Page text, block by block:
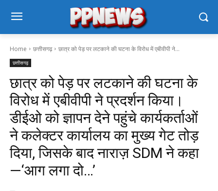
Home छत्तीसगढ़ छात्र को पेड़ पर लटकाने की घटना के विरोध में एबीवीपी ने...
छत्तीसगढ़
छात्र को पेड़ पर लटकाने की घटना के
विरोध में एबीवीपी ने प्रदर्शन किया।
डीईओ को ज्ञापन देने पहुंचे कार्यकर्ताओं
ने कलेक्टर कार्यालय का मुख्य गेट तोड़
दिया, जिसके बाद नाराज़ SDM ने कहा
—‘आग लगा दो…’